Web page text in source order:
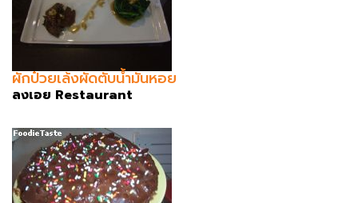
ผักป๋วยเล้งผัดตับน้ำมันหอย
ลงเอย Restaurant